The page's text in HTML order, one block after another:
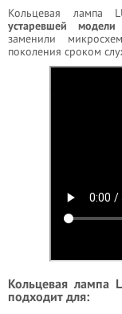
Кольцевая лампа
устаревшей модели
заменили
поколения сроком
Кольцевая лампа
подходит для: